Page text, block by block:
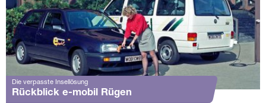
Die verpasste Insellösung
Rückblick e-mobil Rügen